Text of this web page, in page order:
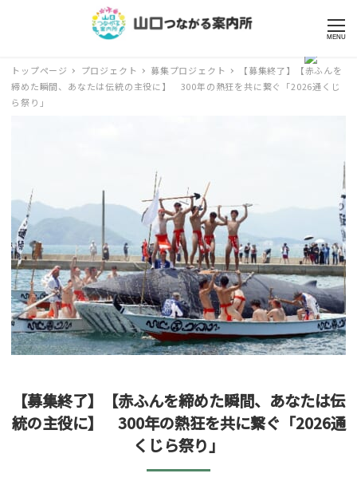
MENU
トップページ プロジェクト 募集プロジェクト
【募集終了】【赤ふんを
締めた瞬間、あなたは伝統の主役に】 300年の熱狂を共に繋ぐ「2026通くじ
ら祭り」
【募集終了】【赤ふんを締めた瞬間、あなたは伝
統の主役に】 300年の熱狂を共に繋ぐ「2026通
くじら祭り」